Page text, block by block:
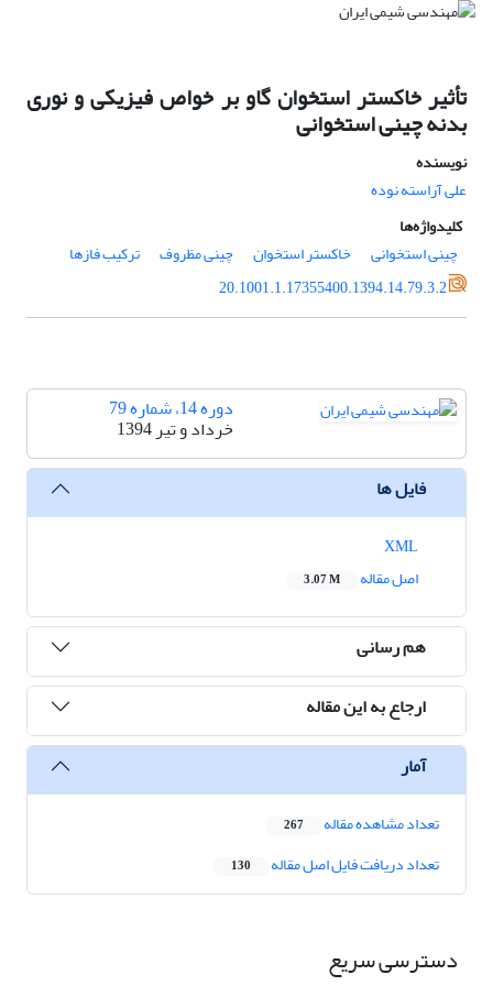
تأثیر خاکستر استخوان گاو بر خواص فیزیکی و نوری
بدنه چینی استخوانی
نویسنده
علی آراسته نوده
کلیدواژه‌ها
چینی استخوانی
خاکستر استخوان چینی مظروف
ترکیب فازها
20.1001.1.17355400.1394.14.79.3.2
دوره 14، شماره 79
خرداد و تیر 1394
فایل ها
اصل مقاله
3.07 M
هم رسانی
ارجاع به این مقاله
آمار
تعداد مشاهده مقاله 267
تعداد دریافت فایل اصل مقاله 130
دسترسی سریع